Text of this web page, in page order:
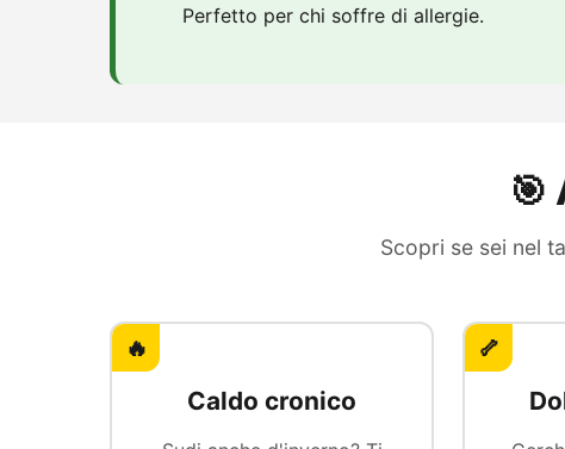
Perfetto per chi soffre di allergie.
🎯
Scopri se sei nel
🔥
Caldo cronico
🦴